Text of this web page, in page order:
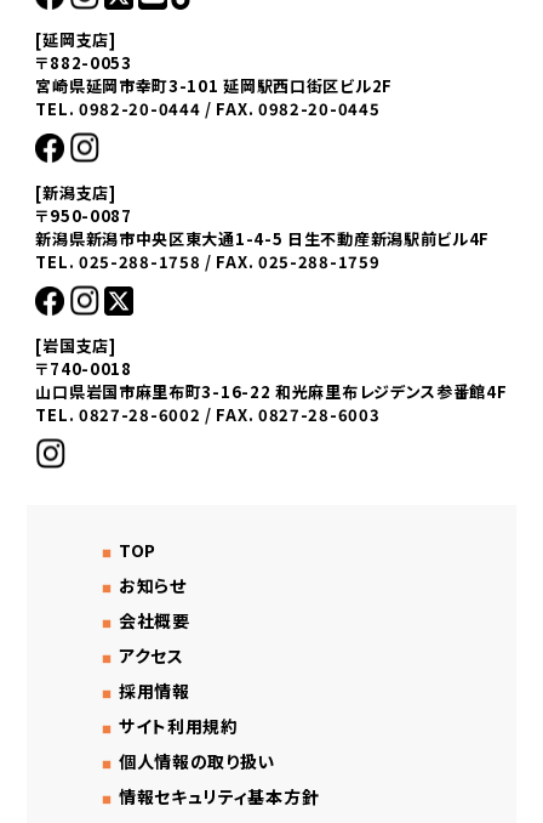
[延岡支店]
〒882-0053
宮崎県延岡市幸町3-101 延岡駅西口街区ビル2F
TEL. 0982-20-0444 / FAX. 0982-20-0445
[新潟支店]
〒950-0087
新潟県新潟市中央区東大通1-4-5 日生不動産新潟駅前ビル4F
TEL. 025-288-1758 / FAX. 025-288-1759
[岩国支店]
〒740-0018
山口県岩国市麻里布町3-16-22 和光麻里布レジデンス参番館4F
TEL. 0827-28-6002 / FAX. 0827-28-6003
TOP
お知らせ
会社概要
アクセス
採用情報
サイト利用規約
個人情報の取り扱い
情報セキュリティ基本方針